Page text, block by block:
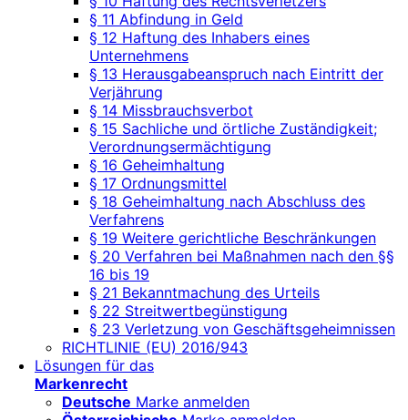
§ 11 Abfindung in Geld
§ 12 Haftung des Inhabers eines
Unternehmens
§ 13 Herausgabeanspruch nach Eintritt der
Verjährung
§ 14 Missbrauchsverbot
§ 15 Sachliche und örtliche Zuständigkeit;
Verordnungsermächtigung
§ 16 Geheimhaltung
§ 17 Ordnungsmittel
§ 18 Geheimhaltung nach Abschluss des
Verfahrens
§ 19 Weitere gerichtliche Beschränkungen
§ 20 Verfahren bei Maßnahmen nach den §§
16 bis 19
§ 21 Bekanntmachung des Urteils
§ 22 Streitwertbegünstigung
§ 23 Verletzung von Geschäftsgeheimnissen
RICHTLINIE (EU) 2016/943
Lösungen für das
Markenrecht
Deutsche Marke anmelden